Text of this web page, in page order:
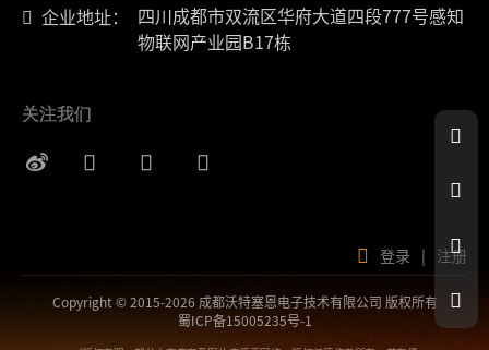
企业地址：
四川成都市双流区华府大道四段777号感知
物联网产业园B17栋
关注我们
登录 | 注册
Copyright © 2015-2026 成都沃特塞恩电子技术有限公司 版权所有
蜀ICP备15005235号-1